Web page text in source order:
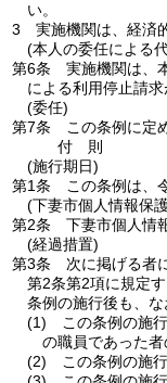
い。
3
実施機関は、経済
(本人の委任による
第6条
実施機関は、
による利用停止請
(委任)
第7条
この条例に定
付 則
(施行期日)
第1条
この条例は、
(下妻市個人情報保
第2条
下妻市個人情
(経過措置)
第3条
次に掲げる者
第2条第2項に規定
条例の施行後も、な
(1)
この条例の施
の職員であった
(2)
この条例の施